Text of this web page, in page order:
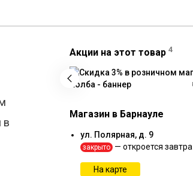
в
Акции на этот товар 4
Магазин в Барнауле
ул. Полярная, д. 9
закрыто — откроется завтра
На карте